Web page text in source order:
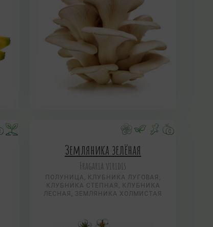
Земляника зелёная
Fragaria viridis
ПОЛУНИЦА, КЛУБНИКА ЛУГОВАЯ,
КЛУБНИКА СТЕПНАЯ, КЛУБНИКА
ЛЕСНАЯ, ЗЕМЛЯНИКА ХОЛМИСТАЯ